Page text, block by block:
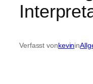
Verfasst vonkevinin